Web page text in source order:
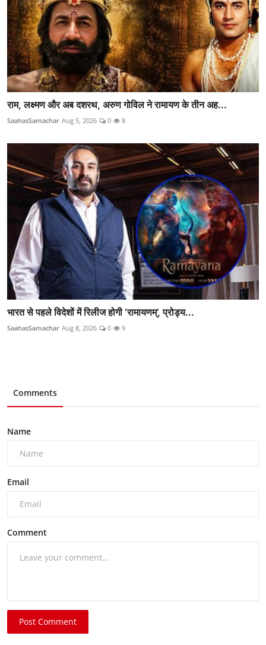
राम, लक्ष्मण और अब दशरथ, अरुण गोविल ने रामायण के तीन अह...
SaahasSamachar Aug 5, 2026 0 8
भारत से पहले विदेशों में रिलीज होगी ‘रामायणम्’, प्रोड्य...
SaahasSamachar Aug 8, 2026 0 9
Comments
Name
Email
Comment
Post Comment